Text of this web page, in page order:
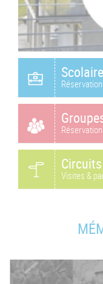
Scolaire
Circuits
Visites &